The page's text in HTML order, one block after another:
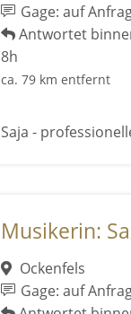
Gage: auf
Antwortet
8h
ca. 79 km entfernt
Saja -
Musikerin:
Ockenfels
Gage: auf